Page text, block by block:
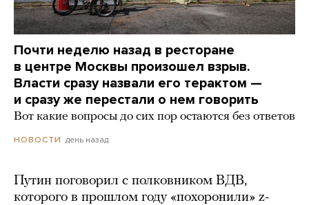
Почти неделю назад в ресторане
в центре Москвы произошел взрыв.
Власти сразу назвали его терактом —
и сразу же перестали о нем говорить
Вот какие вопросы до сих пор остаются без ответов
НОВОСТИ день назад
Путин поговорил с полковником ВДВ,
которого в прошлом году «похоронили» z-